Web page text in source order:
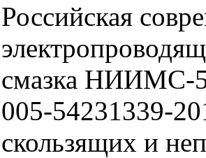
Российская
смазка НИИМС-
005-54231339-
скользящих и